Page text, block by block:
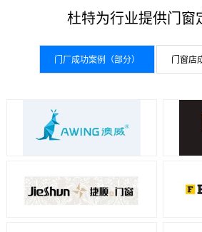
杜特为行业提供门窗
门厂成功案例（部分） 门窗店